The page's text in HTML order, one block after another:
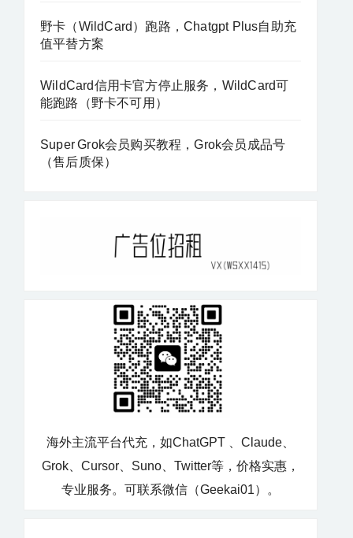
野卡（WildCard）跑路，Chatgpt Plus自助充
值平替方案
WildCard信用卡官方停止服务，WildCard可
能跑路（野卡不可用）
Super Grok会员购买教程，Grok会员成品号
（售后质保）
海外主流平台代充，如ChatGPT 、Claude、
Grok、Cursor、Suno、Twitter等，价格实惠，
专业服务。可联系微信（Geekai01）。